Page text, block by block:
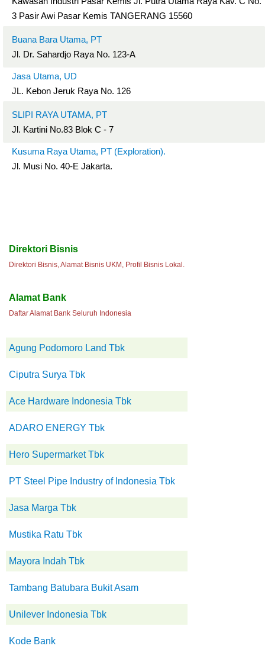
3 Pasir Awi Pasar Kemis TANGERANG 15560
Buana Bara Utama, PT
Jl. Dr. Sahardjo Raya No. 123-A
Jasa Utama, UD
JL. Kebon Jeruk Raya No. 126
SLIPI RAYA UTAMA, PT
Jl. Kartini No.83 Blok C - 7
Kusuma Raya Utama, PT (Exploration).
Jl. Musi No. 40-E Jakarta.
Direktori Bisnis
Direktori Bisnis, Alamat Bisnis UKM, Profil Bisnis Lokal.
Alamat Bank
Daftar Alamat Bank Seluruh Indonesia
Agung Podomoro Land Tbk
Ciputra Surya Tbk
Ace Hardware Indonesia Tbk
ADARO ENERGY Tbk
Hero Supermarket Tbk
PT Steel Pipe Industry of Indonesia Tbk
Jasa Marga Tbk
Mustika Ratu Tbk
Mayora Indah Tbk
Tambang Batubara Bukit Asam
Unilever Indonesia Tbk
Kode Bank